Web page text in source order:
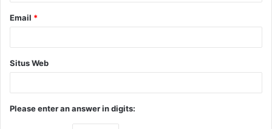
Email *
Situs Web
Please enter an answer in digits: